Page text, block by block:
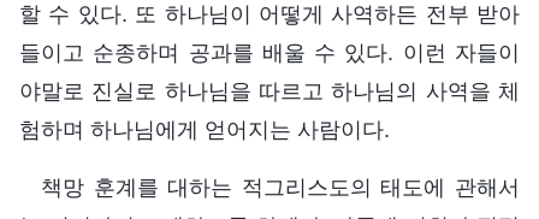
할 수 있다. 또 하나님이 어떻게 사역하든 전부 받아
들이고 순종하며 공과를 배울 수 있다. 이런 자들이
야말로 진실로 하나님을 따르고 하나님의 사역을 체
험하며 하나님에게 얻어지는 사람이다.
책망 훈계를 대하는 적그리스도의 태도에 관해서